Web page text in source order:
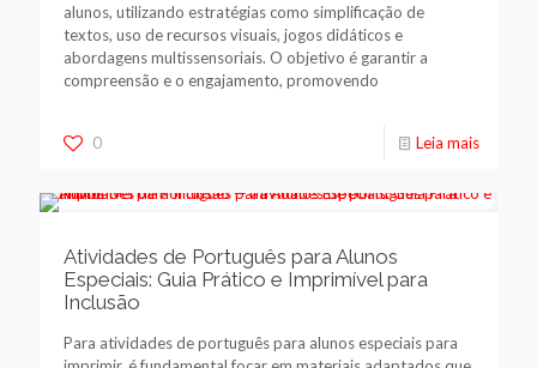
alunos, utilizando estratégias como simplificação de
textos, uso de recursos visuais, jogos didáticos e
abordagens multissensoriais. O objetivo é garantir a
compreensão e o engajamento, promovendo
0 Leia mais
Atividades de Português para Alunos
Especiais: Guia Prático e Imprimível para
Inclusão
Para atividades de português para alunos especiais para